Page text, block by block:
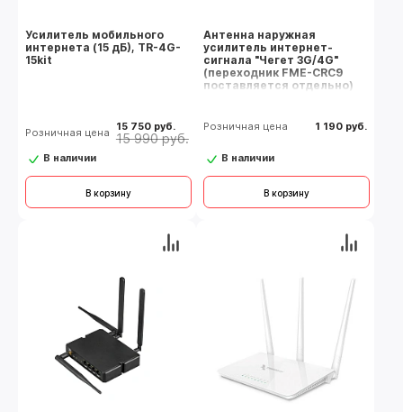
Усилитель мобильного
интернета (15 дБ), TR-4G-
15kit
Розничная цена 15 750 руб.
15 990 руб.
В наличии
В корзину
Антенна наружная
усилитель интернет-
сигнала "Чегет 3G/4G"
(переходник FME-CRC9
поставляется отдельно)
Розничная цена 1 190 руб.
В наличии
В корзину